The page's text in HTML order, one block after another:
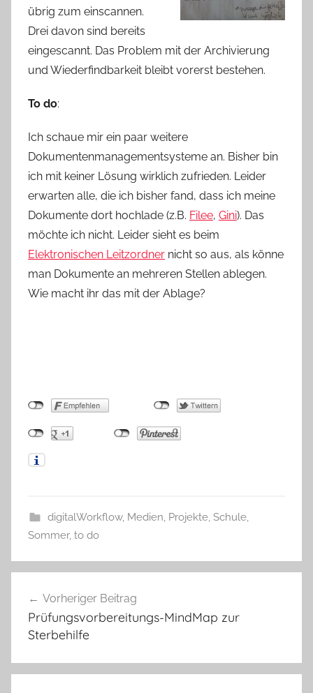
übrig zum einscannen.
Drei davon sind bereits
eingescannt. Das Problem mit der Archivierung
und Wiederfindbarkeit bleibt vorerst bestehen.
To do:
Ich schaue mir ein paar weitere
Dokumentenmanagementsysteme an. Bisher bin
ich mit keiner Lösung wirklich zufrieden. Leider
erwarten alle, die ich bisher fand, dass ich meine
Dokumente dort hochlade (z.B. Filee, Gini). Das
möchte ich nicht. Leider sieht es beim
Elektronischen Leitzordner nicht so aus, als könne
man Dokumente an mehreren Stellen ablegen.
Wie macht ihr das mit der Ablage?
digitalWorkflow, Medien, Projekte, Schule,
Sommer, to do
Vorheriger Beitrag
Prüfungsvorbereitungs-MindMap zur
Sterbehilfe